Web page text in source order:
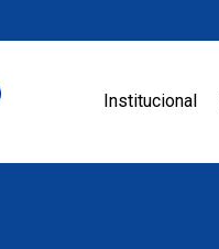
Institucional